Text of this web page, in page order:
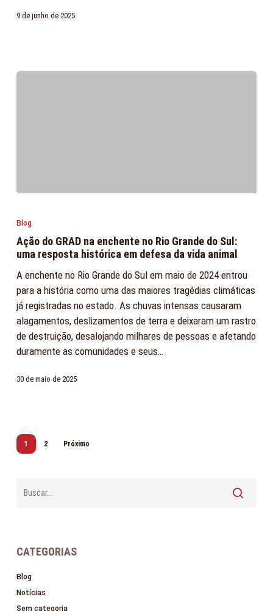
o
9 de junho de 2025
GRAD
na
enchente
no
Rio
Grande
do
Sul:
uma
histórica
vida
Blog
Ação do GRAD na enchente no Rio Grande do Sul:
uma resposta histórica em defesa da vida animal
A enchente no Rio Grande do Sul em maio de 2024 entrou
para a história como uma das maiores tragédias climáticas
já registradas no estado. As chuvas intensas causaram
alagamentos, deslizamentos de terra e deixaram um rastro
de destruição, desalojando milhares de pessoas e afetando
duramente as comunidades e seus…
30 de maio de 2025
1 2 Próximo
CATEGORIAS
Blog
Notícias
Sem categoria